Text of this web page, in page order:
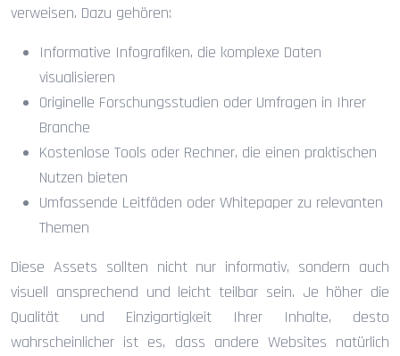
verweisen. Dazu gehören:
Informative Infografiken, die komplexe Daten
visualisieren
Originelle Forschungsstudien oder Umfragen in Ihrer
Branche
Kostenlose Tools oder Rechner, die einen praktischen
Nutzen bieten
Umfassende Leitfäden oder Whitepaper zu relevanten
Themen
Diese Assets sollten nicht nur informativ, sondern auch
visuell ansprechend und leicht teilbar sein. Je höher die
Qualität und Einzigartigkeit Ihrer Inhalte, desto
wahrscheinlicher ist es, dass andere Websites natürlich